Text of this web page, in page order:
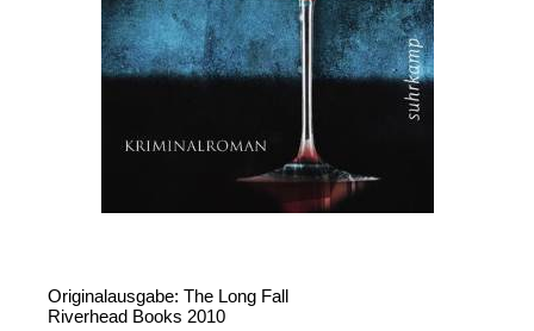
Originalausgabe: The Long Fall
Riverhead Books 2010